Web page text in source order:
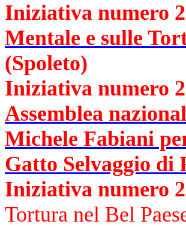
Iniziativa numero
Mentale e sulle
(Spoleto)
Iniziativa numero
Assemblea
Michele Fabiani
Gatto Selvaggio di
Iniziativa numero
Tortura nel Bel